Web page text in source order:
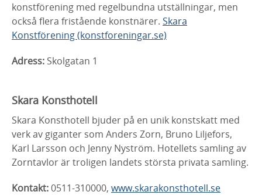
konstförening med regelbundna utställningar, men
också flera fristående konstnärer. Skara
Konstförening (konstforeningar.se)
Adress: Skolgatan 1
Skara Konsthotell
Skara Konsthotell bjuder på en unik konstskatt med
verk av giganter som Anders Zorn, Bruno Liljefors,
Karl Larsson och Jenny Nyström. Hotellets samling av
Zorntavlor är troligen landets största privata samling.
Kontakt:0511-310000, www.skarakonsthotell.se